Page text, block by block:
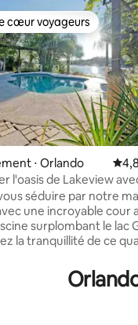
cœur voyageurs
cœur voyageurs
⋅ Orlando
l'oasis de Lakeview
au centre
séduire par notre
une incroyable cour
surplombant le lac
la tranquillité de ce
salon confortable
connectée de 85",